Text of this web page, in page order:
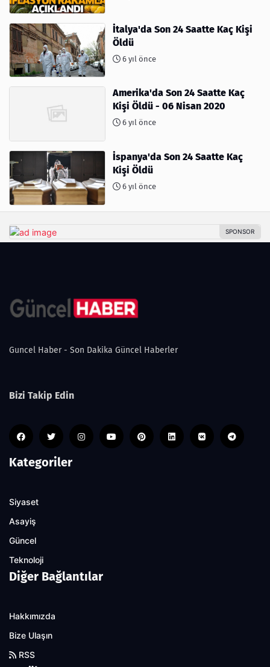
İtalya'da Son 24 Saatte Kaç Kişi
Öldü
6 yıl önce
Amerika'da Son 24 Saatte Kaç
Kişi Öldü - 06 Nisan 2020
6 yıl önce
İspanya'da Son 24 Saatte Kaç
Kişi Öldü
6 yıl önce
Guncel Haber - Son Dakika Güncel Haberler
Bizi Takip Edin
Kategoriler
Siyaset
Asayiş
Güncel
Teknoloji
Diğer Bağlantılar
Hakkımızda
Bize Ulaşın
RSS